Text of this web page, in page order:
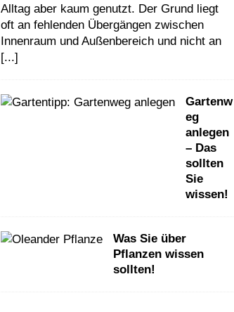
Alltag aber kaum genutzt. Der Grund liegt
oft an fehlenden Übergängen zwischen
Innenraum und Außenbereich und nicht an
[...]
Gartenw
eg
anlegen
– Das
sollten
Sie
wissen!
Was Sie über
Pflanzen wissen
sollten!